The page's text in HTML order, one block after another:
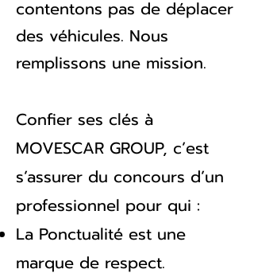
contentons pas de déplacer
des véhicules. Nous
remplissons une mission.
Confier ses clés à
MOVESCAR GROUP, c’est
s’assurer du concours d’un
professionnel pour qui :
La Ponctualité est une
marque de respect.